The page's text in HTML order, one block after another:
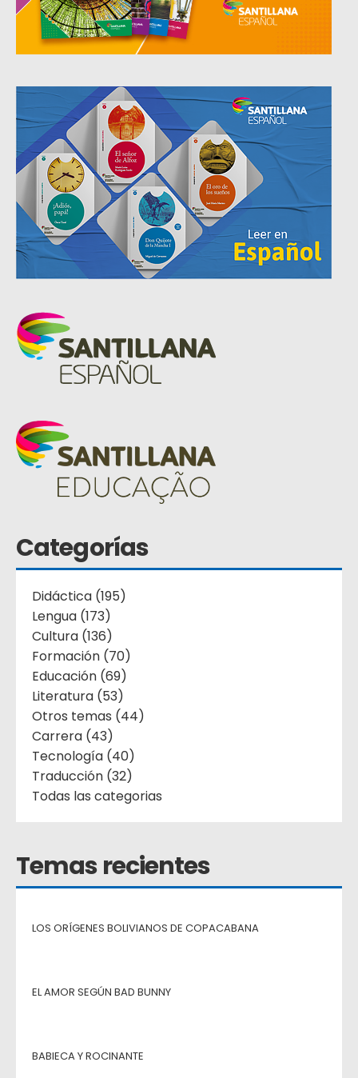
Categorías
Didáctica (195)
Lengua (173)
Cultura (136)
Formación (70)
Educación (69)
Literatura (53)
Otros temas (44)
Carrera (43)
Tecnología (40)
Traducción (32)
Todas las categorias
Temas recientes
LOS ORÍGENES BOLIVIANOS DE COPACABANA
EL AMOR SEGÚN BAD BUNNY
BABIECA Y ROCINANTE